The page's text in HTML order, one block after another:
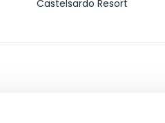
Castelsardo Resort